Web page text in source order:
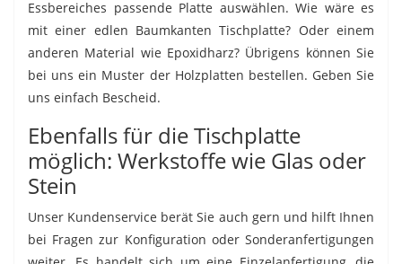
Essbereiches passende Platte auswählen. Wie wäre es
mit einer edlen Baumkanten Tischplatte? Oder einem
anderen Material wie Epoxidharz? Übrigens können Sie
bei uns ein Muster der Holzplatten bestellen. Geben Sie
uns einfach Bescheid.
Ebenfalls für die Tischplatte
möglich: Werkstoffe wie Glas oder
Stein
Unser Kundenservice berät Sie auch gern und hilft Ihnen
bei Fragen zur Konfiguration oder Sonderanfertigungen